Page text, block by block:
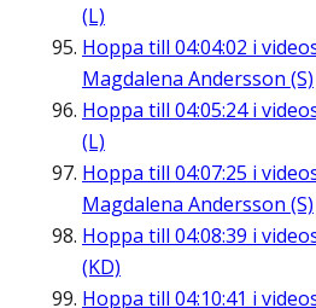
(L)
Hoppa till 04:04:02 i
Magdalena Andersson (S)
Hoppa till 04:05:24i
(L)
Hoppa till 04:07:25 i
Magdalena Andersson (S)
Hoppa till 04:08:39 i
(KD)
Hoppa till 04:10:41 i